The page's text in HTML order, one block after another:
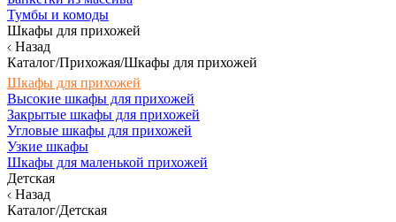
Тумбы и комоды
Шкафы для прихожей
Назад
Каталог/Прихожая/Шкафы для прихожей
Шкафы для прихожей
Высокие шкафы для прихожей
Закрытые шкафы для прихожей
Угловые шкафы для прихожей
Узкие шкафы
Шкафы для маленькой прихожей
Детская
Назад
Каталог/Детская